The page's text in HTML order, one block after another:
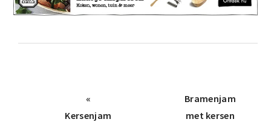
Vorige
bericht:
«
Kersenjam
Volgend
bericht:
Bramenjam
met kersen